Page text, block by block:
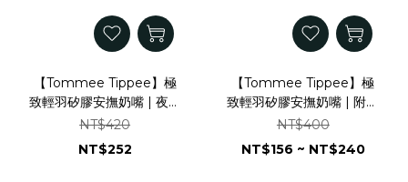
【Tommee Tippee】極
致輕羽矽膠安撫奶嘴 | 夜光
| 附微波收納盒
NT$420
NT$252
【Tommee Tippee】極
致輕羽矽膠安撫奶嘴 | 附微
波收納盒
NT$400
NT$156 ~ NT$240